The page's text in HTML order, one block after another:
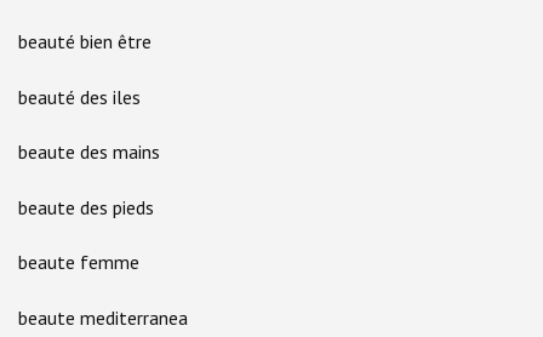
beauté bien être
beauté des iles
beaute des mains
beaute des pieds
beaute femme
beaute mediterranea